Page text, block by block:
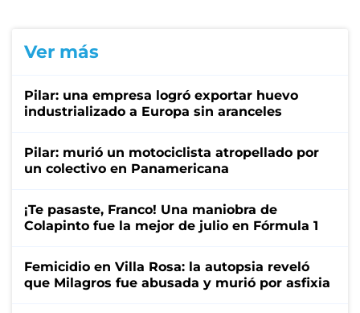
Ver más
Pilar: una empresa logró exportar huevo
industrializado a Europa sin aranceles
Pilar: murió un motociclista atropellado por
un colectivo en Panamericana
¡Te pasaste, Franco! Una maniobra de
Colapinto fue la mejor de julio en Fórmula 1
Femicidio en Villa Rosa: la autopsia reveló
que Milagros fue abusada y murió por asfixia